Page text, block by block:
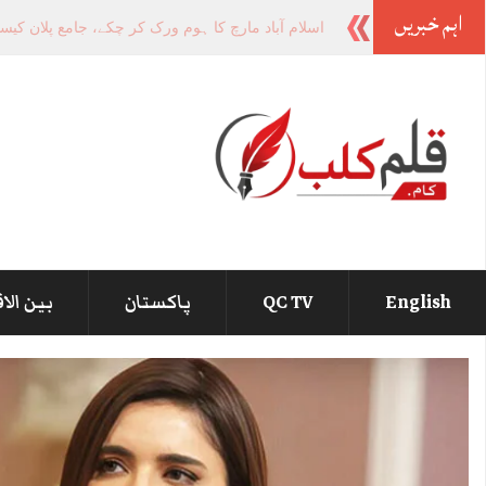
اہم خبریں جائیکا کے صد
English
QC TV پاکستان بین